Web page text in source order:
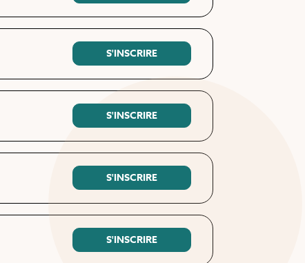
S'INSCRIRE
S'INSCRIRE
S'INSCRIRE
S'INSCRIRE